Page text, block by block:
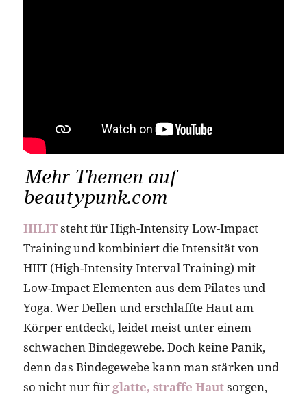
Mehr Themen auf
beautypunk.com
HILITsteht für High-Intensity Low-Impact
Training und kombiniert die Intensität von
HIIT (High-Intensity Interval Training) mit
Low-Impact Elementen aus dem Pilates und
Yoga. Wer Dellen und erschlaffte Haut am
Körper entdeckt, leidet meist unter einem
schwachen Bindegewebe. Doch keine Panik,
denn das Bindegewebe kann man stärken und
so nicht nur für glatte, straffe Hautsorgen,